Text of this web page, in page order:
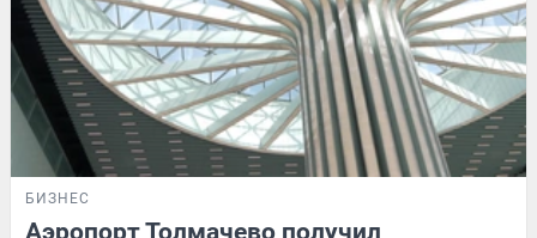
БИЗНЕС
Аэропорт Толмачево получил